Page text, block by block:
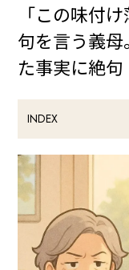
「この味付
句を言う義
た事実に絶句
INDEX